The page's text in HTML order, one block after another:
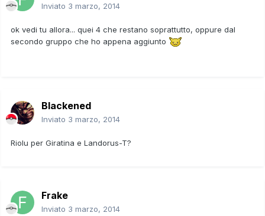
Inviato 3 marzo, 2014
ok vedi tu allora... quei 4 che restano soprattutto, oppure dal
secondo gruppo che ho appena aggiunto
Blackened
Inviato 3 marzo, 2014
Riolu per Giratina e Landorus-T?
Frake
Inviato 3 marzo, 2014